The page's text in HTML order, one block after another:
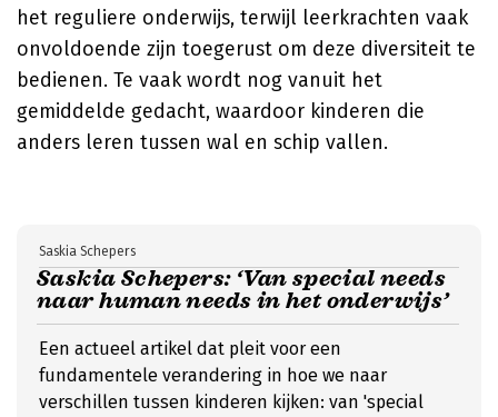
het reguliere onderwijs, terwijl leerkrachten vaak
onvoldoende zijn toegerust om deze diversiteit te
bedienen. Te vaak wordt nog vanuit het
gemiddelde gedacht, waardoor kinderen die
anders leren tussen wal en schip vallen.
Saskia Schepers: ‘Van special needs
naar human needs in het onderwijs’
Saskia Schepers
Een actueel artikel dat pleit voor een
fundamentele verandering in hoe we naar
verschillen tussen kinderen kijken: van 'special